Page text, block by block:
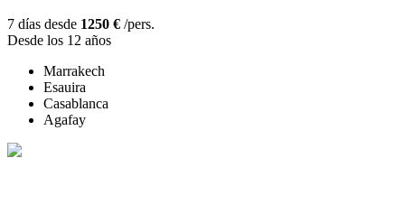
7 días desde 1250 € /pers.
Desde los 12 años
Marrakech
Esauira
Casablanca
Agafay